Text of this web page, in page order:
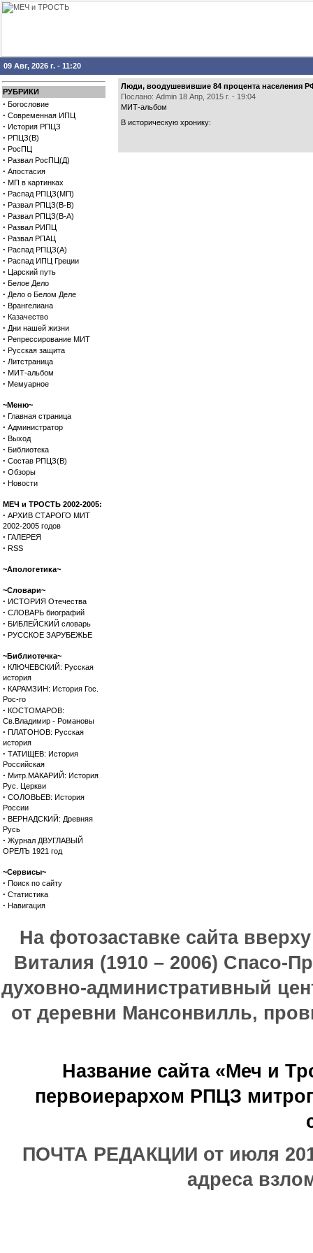
09 Авг, 2026 г. - 11:20
РУБРИКИ
· Богословие
· Современная ИПЦ
· История РПЦЗ
· РПЦЗ(В)
· РосПЦ
· Развал РосПЦ(Д)
· Апостасия
· МП в картинках
· Распад РПЦЗ(МП)
· Развал РПЦЗ(В-В)
· Развал РПЦЗ(В-А)
· Развал РИПЦ
· Развал РПАЦ
· Распад РПЦЗ(А)
· Распад ИПЦ Греции
· Царский путь
· Белое Дело
· Дело о Белом Деле
· Врангелиана
· Казачество
· Дни нашей жизни
· Репрессирование МИТ
· Русская защита
· Литстраница
· МИТ-альбом
· Мемуарное
~Меню~
· Главная страница
· Администратор
· Выход
· Библиотека
· Состав РПЦЗ(В)
· Обзоры
· Новости
МЕЧ и ТРОСТЬ 2002-2005:
· АРХИВ СТАРОГО МИТ
2002-2005 годов
· ГАЛЕРЕЯ
· RSS
~Апологетика~
~Словари~
· ИСТОРИЯ Отечества
· СЛОВАРЬ биографий
· БИБЛЕЙСКИЙ словарь
· РУССКОЕ ЗАРУБЕЖЬЕ
~Библиотечка~
· КЛЮЧЕВСКИЙ: Русская
история
· КАРАМЗИН: История Гос.
Рос-го
· КОСТОМАРОВ:
Св.Владимир - Романовы
· ПЛАТОНОВ: Русская
история
· ТАТИЩЕВ: История
Российская
· Митр.МАКАРИЙ: История
Рус. Церкви
· СОЛОВЬЕВ: История
России
· ВЕРНАДСКИЙ: Древняя
Русь
· Журнал ДВУГЛАВЫЙ
ОРЕЛЪ 1921 год
~Сервисы~
· Поиск по сайту
· Статистика
· Навигация
Люди, воодушевившие 84 процента населения
Послано: Admin 18 Апр, 2015 г. - 19:04
МИТ-альбом
В историческую хронику:
На фотозаставке сайта
Виталия (1910 – 2006) Спасо-
духовно-административный
от деревни Мансонвилль,
Название сайта «Меч и
первоиерархом РПЦЗ
ПОЧТА РЕДАКЦИИ от июля
адреса